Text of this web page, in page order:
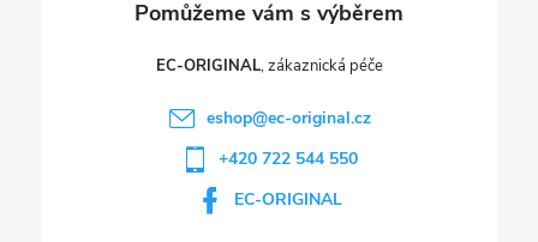
EC-ORIGINAL
eshop@ec-original.cz
+420 722 544 550
EC-ORIGINAL